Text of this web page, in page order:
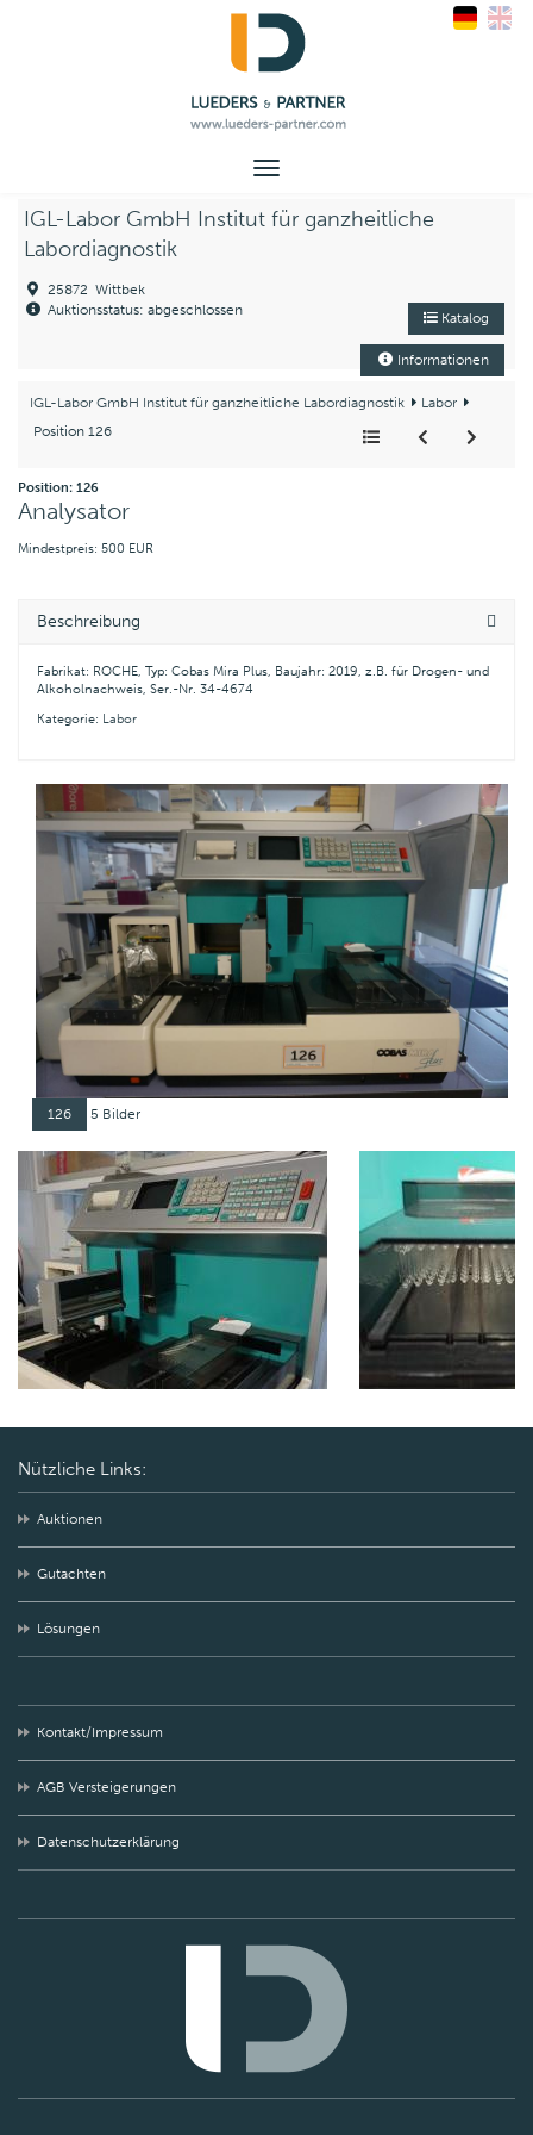
Toggle
IGL-Labor GmbH Institut für ganzheitliche
Labordiagnostik
25872 Wittbek
Auktionsstatus: abgeschlossen
Katalog
Informationen
IGL-Labor GmbH Institut für ganzheitliche Labordiagnostik
Labor
Position 126
Position: 126
Analysator
Mindestpreis: 500 EUR
Beschreibung
Fabrikat: ROCHE, Typ: Cobas Mira Plus, Baujahr: 2019, z.B. für Drogen- und
Alkoholnachweis, Ser.-Nr. 34-4674
Kategorie: Labor
126 5 Bilder
Nützliche Links:
Auktionen
Gutachten
Lösungen
Kontakt/Impressum
AGB Versteigerungen
Datenschutzerklärung